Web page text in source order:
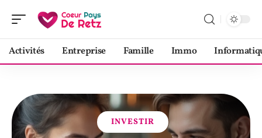
Activités Entreprise Famille Immo
INVESTIR